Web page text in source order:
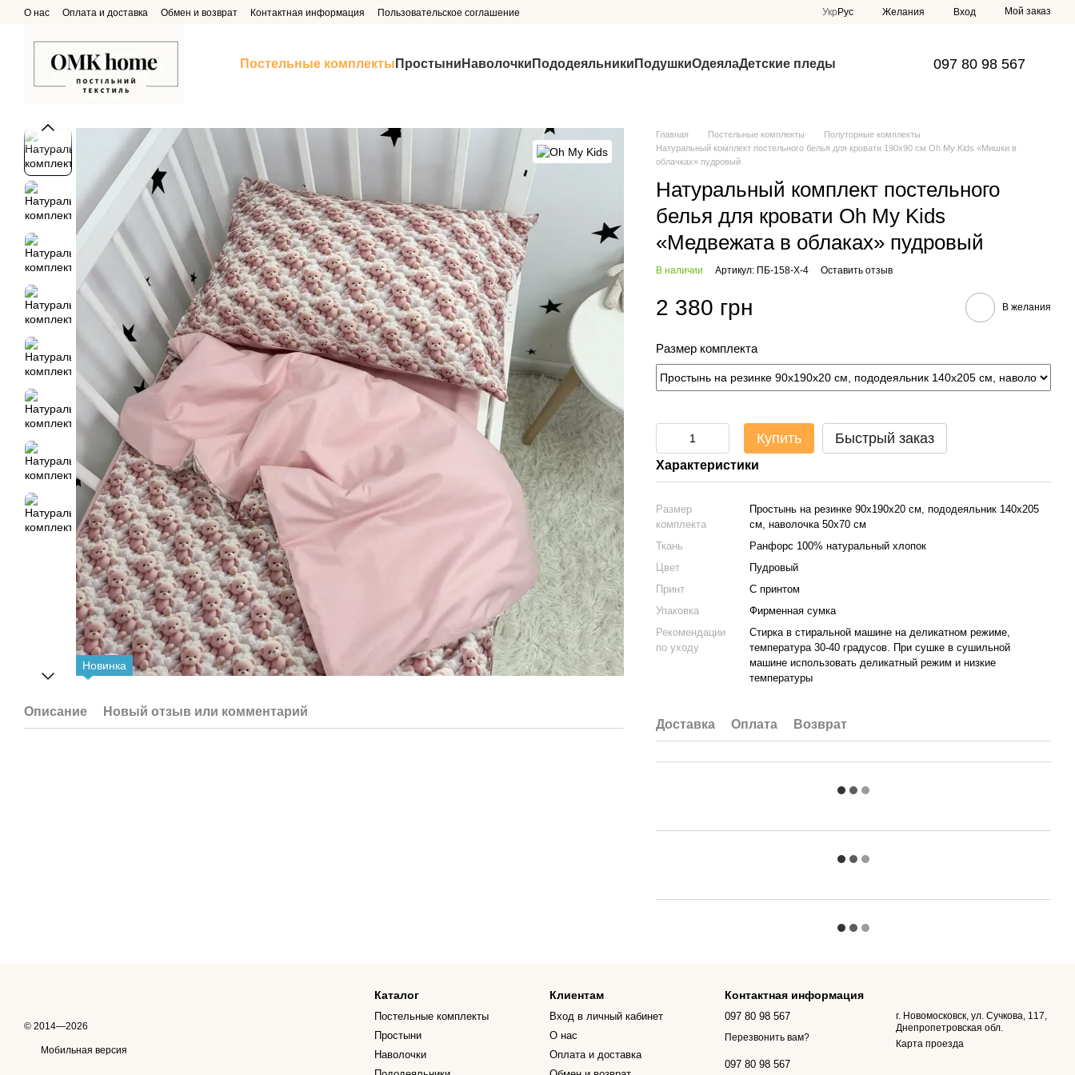
Перейти к основному контенту
О нас Оплата и доставка Обмен и возврат Контактная информация Пользовательское соглашение Укр Рус Желания Вход Мой заказ
Постельные комплекты Простыни Наволочки Пододеяльники ПодушкиОдеялаДетские пледы 097 80 98 567
Новинка
Описание Новый отзыв или комментарий
Главная Постельные комплекты
Полуторные комплекты
Натуральный комплект постельного белья для кровати 190х90 см Oh My Kids «Мишки в
облачках» пудровый
Натуральный комплект постельного
белья для кровати Oh My Kids
«Медвежата в облаках» пудровый
В наличии Артикул: ПБ-158-Х-4 Оставить отзыв
2 380 грн В желания
Размер комплекта
Купить Быстрый заказ
Характеристики
Размер
комплекта
Простынь на резинке 90х190х20 см, пододеяльник 140х205
см, наволочка 50х70 см
Ткань
Ранфорс 100% натуральный хлопок
Цвет
Пудровый
Принт
С принтом
Упаковка
Фирменная сумка
Рекомендации
по уходу
Стирка в стиральной машине на деликатном режиме,
температура 30-40 градусов. При сушке в сушильной
машине использовать деликатный режим и низкие
температуры
Доставка Оплата Возврат
© 2014—2026
Мобильная версия
Каталог
Постельные комплекты
Простыни
Наволочки
Клиентам
Вход в личный кабинет
О нас
Оплата и доставка
Контактная информация
097 80 98 567
Перезвонить вам?
097 80 98 567
г. Новомосковск, ул. Сучкова, 117,
Днепропетровская обл.
Карта проезда